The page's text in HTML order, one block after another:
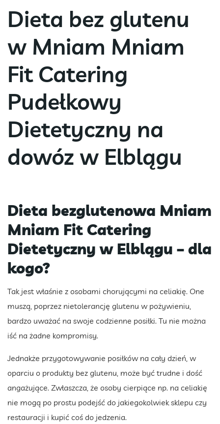
Dieta bez glutenu
w Mniam Mniam
Fit Catering
Pudełkowy
Dietetyczny na
dowóz w Elblągu
Dieta bezglutenowa Mniam
Mniam Fit Catering
Dietetyczny w Elblągu – dla
kogo?
Tak jest właśnie z osobami chorującymi na celiakię. One
muszą, poprzez nietolerancję glutenu w pożywieniu,
bardzo uważać na swoje codzienne posiłki. Tu nie można
iść na żadne kompromisy.
Jednakże przygotowywanie posiłków na cały dzień, w
oparciu o produkty bez glutenu, może być trudne i dość
angażujące. Zwłaszcza, że osoby cierpiące np. na celiakię
nie mogą po prostu podejść do jakiegokolwiek sklepu czy
restauracji i kupić coś do jedzenia.